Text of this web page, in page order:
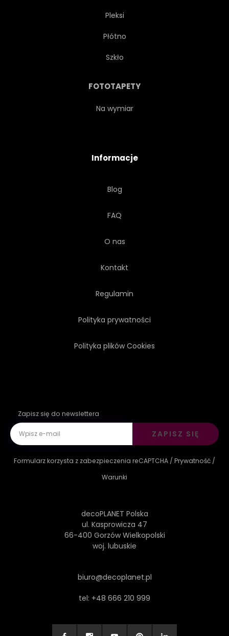
Pleksi
Płótno
Szkło
FOTOTAPETY
Na wymiar
Informacje
Blog
FAQ
O nas
Kontakt
Regulamin
Polityka prywatności
Polityka plików Cookies
Zapisz się do newslettera
ZAPISZ SIĘ
Formularz korzysta z zabezpieczenia reCAPTCHA / Prywatność /
Warunki
decoPLANET Polska
ul. Kasprowicza 47
66-400 Gorzów Wielkopolski
woj. lubuskie
biuro@decoplanet.pl
tel: +48 666 210 999